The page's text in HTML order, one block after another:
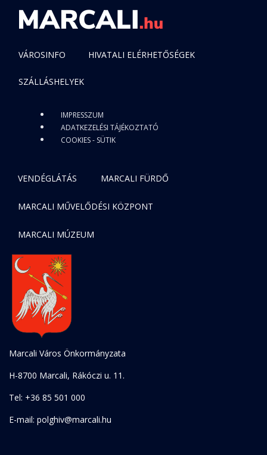
VÁROSINFO HIVATALI ELÉRHETŐSÉGEK
SZÁLLÁSHELYEK
IMPRESSZUM
ADATKEZELÉSI TÁJÉKOZTATÓ
COOKIES - SÜTIK
VENDÉGLÁTÁS MARCALI FÜRDŐ
MARCALI MŰVELŐDÉSI KÖZPONT
MARCALI MÚZEUM
Marcali Város Önkormányzata
H-8700 Marcali, Rákóczi u. 11.
Tel: +36 85 501 000
E-mail: polghiv@marcali.hu